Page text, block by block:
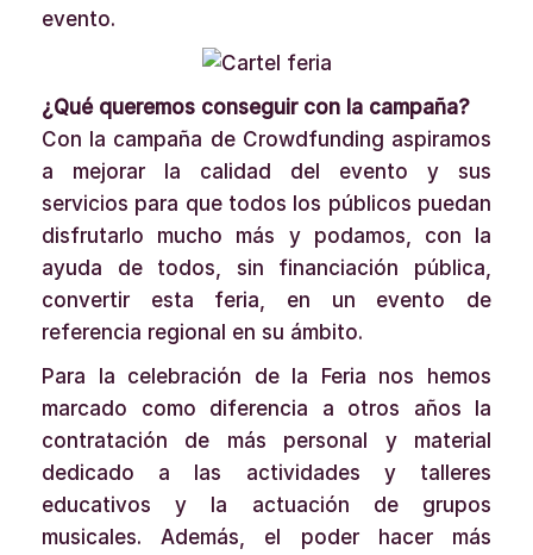
evento.
¿Qué queremos conseguir con la campaña?
Con la campaña de Crowdfunding aspiramos
a mejorar la calidad del evento y sus
servicios para que todos los públicos puedan
disfrutarlo mucho más y podamos, con la
ayuda de todos, sin financiación pública,
convertir esta feria, en un evento de
referencia regional en su ámbito.
Para la celebración de la Feria nos hemos
marcado como diferencia a otros años la
contratación de más personal y material
dedicado a las actividades y talleres
educativos y la actuación de grupos
musicales. Además, el poder hacer más